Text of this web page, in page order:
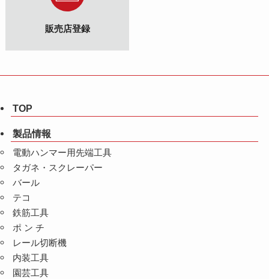
販売店登録
TOP
製品情報
電動ハンマー用先端工具
タガネ・スクレーパー
バール
テコ
鉄筋工具
ポ ン チ
レール切断機
内装工具
園芸工具